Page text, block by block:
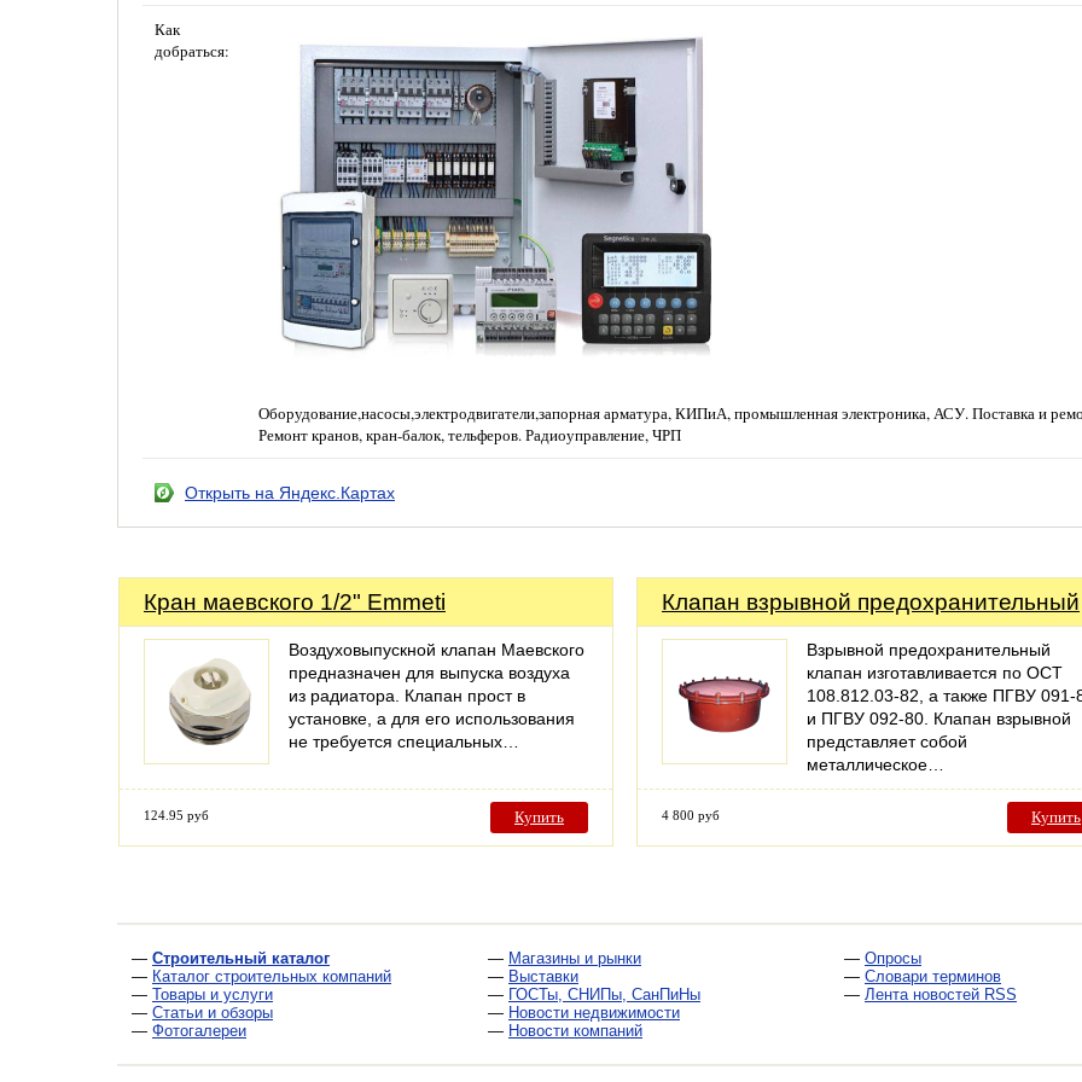
Как
добраться:
Оборудование,насосы,электродвигатели,запорная арматура, КИПиА, промышленная электроника, АСУ. Поставка и
Ремонт кранов, кран-балок, тельферов. Радиоуправление, ЧРП
Открыть на Яндекс.Картах
Кран маевского 1/2" Emmeti
Воздуховыпускной клапан Маевского
предназначен для выпуска воздуха
из радиатора. Клапан прост в
установке, а для его использования
не требуется специальных…
124.95 руб Купить
Клапан взрывной предохранительный
Взрывной предохранительный
клапан изготавливается по ОСТ
108.812.03-82, а также ПГВУ 091-
и ПГВУ 092-80. Клапан взрывной
представляет собой
металлическое…
4 800 руб Купить
— Строительный каталог
— Каталог строительных компаний
— Товары и услуги
— Статьи и обзоры
— Фотогалереи
— Магазины и рынки
— Выставки
— ГОСТы, СНИПы, СанПиНы
— Новости недвижимости
— Новости компаний
— Опросы
— Словари терминов
— Лента новостей RSS